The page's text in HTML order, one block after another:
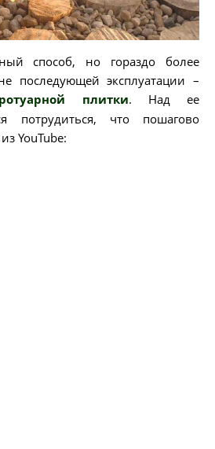
способ, но гораздо более
последующей эксплуатации –
плитки. Над ее
потрудиться, что пошагово
YouTube: